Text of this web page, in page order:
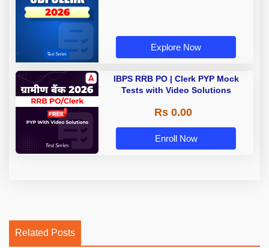
Explore Now
IBPS RRB PO | Clerk PYP Mock
Tests with Video Solutions
Rs 0.00
Enroll Now
Related Posts